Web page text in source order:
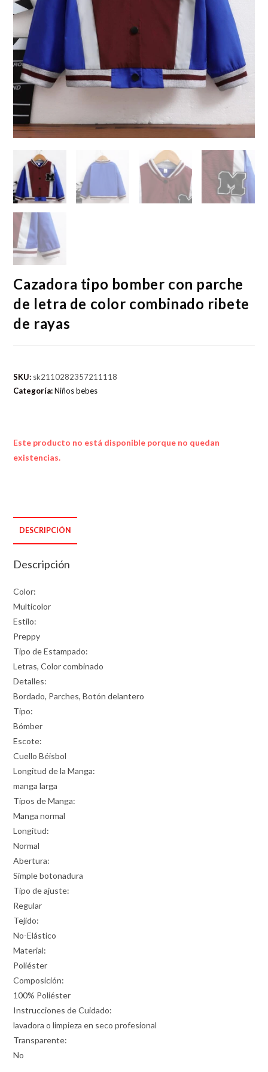
Cazadora tipo bomber con parche
de letra de color combinado ribete
de rayas
SKU: sk2110282357211118
Categoría:Niños bebes
Este producto no está disponible porque no quedan
existencias.
DESCRIPCIÓN
Descripción
Color:
Multicolor
Estilo:
Preppy
Tipo de Estampado:
Letras, Color combinado
Detalles:
Bordado, Parches, Botón delantero
Tipo:
Bómber
Escote:
Cuello Béisbol
Longitud de la Manga:
manga larga
Tipos de Manga:
Manga normal
Longitud:
Normal
Abertura:
Simple botonadura
Tipo de ajuste:
Regular
Tejido:
No-Elástico
Material:
Poliéster
Composición:
100% Poliéster
Instrucciones de Cuidado:
lavadora o limpieza en seco profesional
Transparente:
No